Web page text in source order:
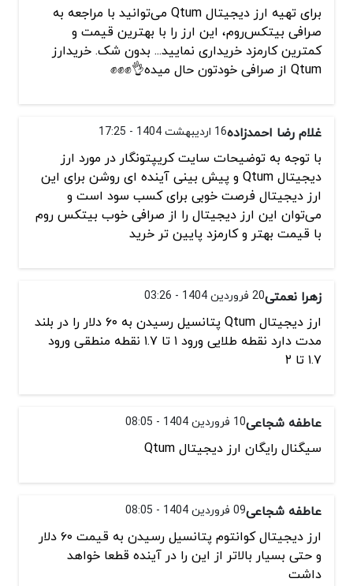
برای تهیه ارز دیجیتال Qtum می‌توانید با مراجعه به
صرافی بیتکس‌روم، این ارز را با بهترین قیمت و
کمترین کارمزد خریداری نمایید... بدون شک. خریدارز
Qtum از صرافی خودتون حال میده👌✊✊✊
غلام رضا احمدزاده16 اردیبهشت 1404 - 17:25
با توجه به توضیحات سایت کریپتونگار در مورد ارز
دیجیتال Qtum و پیش بینی آینده ای روشن برای این
ارز دیجیتال فرصت خوبی برای کسب سود است و
می‌توان این ارز دیجیتال را از صرافی خوب بیتکس روم
با قیمت بهتر و کارمزد پایین تر خرید
زهرا نعمتی20 فروردین 1404 - 03:26
ارز دیجیتال Qtum پتانسیل رسیدن به ۶۰ دلار را در بلند
مدت دارد نقطه طلایی ورود ۱ تا ۱.۷ نقطه منطقی ورود
۱.۷ تا ۲
عاطفه شجاعی10 فروردین 1404 - 08:05
سیگنال رایگان ارز دیجیتال Qtum
عاطفه شجاعی09 فروردین 1404 - 08:05
ارز دیجیتال کوانتوم پتانسیل رسیدن به قیمت ۶۰ دلار
و حتی بسیار بالاتر از این را در آینده قطعا خواهد
داشت